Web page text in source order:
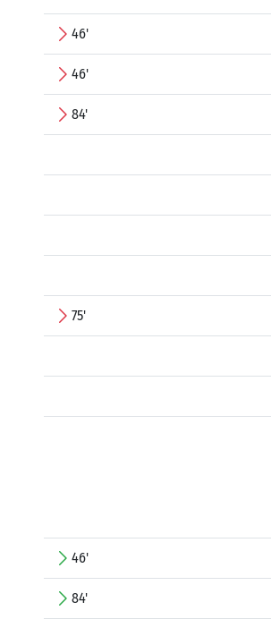
46'
46'
84'
75'
46'
84'